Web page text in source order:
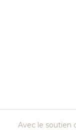
Avec le soutien